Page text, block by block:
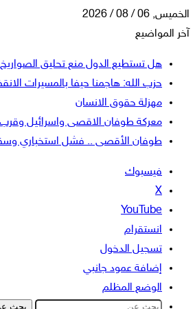
الخميس, 06 / 08 / 2026
آخر المواضيع
هل تستطيع الدول منع تحليق
حزب الله: هاجمنا حيفا بالمسيرات
مهزلة حقوق الانسان
معركة طوفان الاقصى واسرائيل وقرب
طوفان الأقصى .. فشل استخباري
فيسبوك
‫X
‫YouTube
انستقرام
تسجيل الدخول
إضافة عمود جانبي
الوضع المظلم
بحث